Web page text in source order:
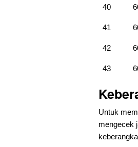
40
41
42
43
Untuk
mengecek